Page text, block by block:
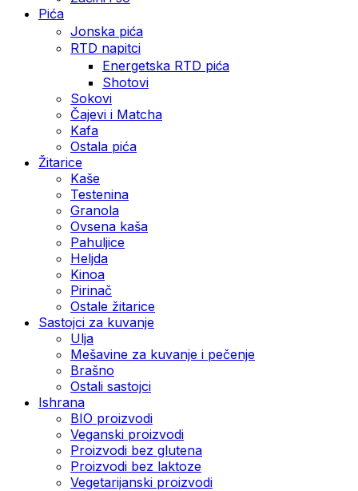
Pića
Jonska pića
RTD napitci
Energetska RTD pića
Shotovi
Sokovi
Čajevi i Matcha
Kafa
Ostala pića
Žitarice
Kaše
Testenina
Granola
Ovsena kaša
Pahuljice
Heljda
Kinoa
Pirinač
Ostale žitarice
Sastojci za kuvanje
Ulja
Mešavine za kuvanje i pečenje
Brašno
Ostali sastojci
Ishrana
BIO proizvodi
Veganski proizvodi
Proizvodi bez glutena
Proizvodi bez laktoze
Vegetarijanski proizvodi